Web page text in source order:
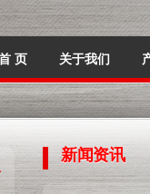
页 关于我们
新闻资讯